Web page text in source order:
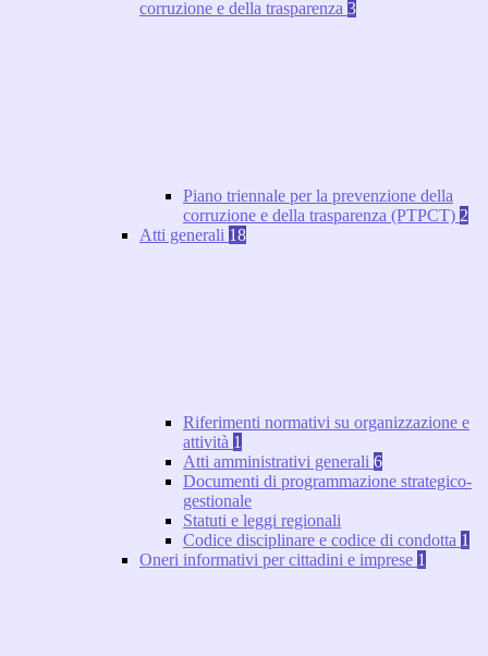
corruzione e della trasparenza 3
Piano triennale per la prevenzione della
corruzione e della trasparenza (PTPCT) 2
Atti generali 18
Riferimenti normativi su organizzazione e
attività 1
Atti amministrativi generali 6
Documenti di programmazione strategico-
gestionale
Statuti e leggi regionali
Codice disciplinare e codice di condotta 1
Oneri informativi per cittadini e imprese 1